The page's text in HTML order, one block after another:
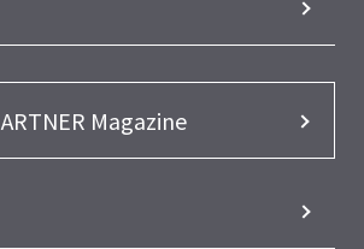
ARTNER Magazine